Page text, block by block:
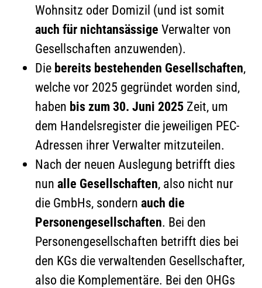
Wohnsitz oder Domizil (und ist somit
auch für nichtansässige Verwalter von
Gesellschaften anzuwenden).
Die bereits bestehenden Gesellschaften,
welche vor 2025 gegründet worden sind,
haben bis zum 30. Juni 2025 Zeit, um
dem Handelsregister die jeweiligen PEC-
Adressen ihrer Verwalter mitzuteilen.
Nach der neuen Auslegung betrifft dies
nun alle Gesellschaften, also nicht nur
die GmbHs, sondern auch die
Personengesellschaften. Bei den
Personengesellschaften betrifft dies bei
den KGs die verwaltenden Gesellschafter,
also die Komplementäre. Bei den OHGs